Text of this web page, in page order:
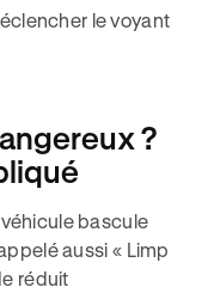
le voyant
?
bascule
aussi « Limp
réduit